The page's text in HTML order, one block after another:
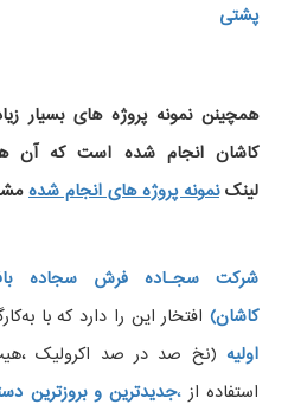
پشتی
همچینننمونه پروژه های بسیار
کاشان انجام شده است که آن
لینکنمونه پروژه های انجام شده
شرکت سجـاده فرش سجاده
کاشان) افتخار این را دارد که با
اولیه (نخ صد در صد اکرولیک
استفاده ازجدیدترین و بروزترین،